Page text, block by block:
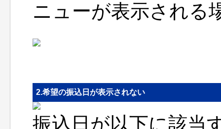
ニューが表示される
2.希望の振込日が表示されない
振込日が以下に該当